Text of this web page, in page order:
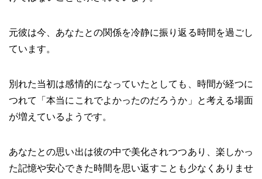
元彼は今、あなたとの関係を冷静に振り返る時間を過ごし
ています。
別れた当初は感情的になっていたとしても、時間が経つに
つれて「本当にこれでよかったのだろうか」と考える場面
が増えているようです。
あなたとの思い出は彼の中で美化されつつあり、楽しかっ
た記憶や安心できた時間を思い返すことも少なくありませ